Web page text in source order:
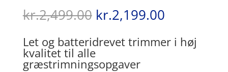
kr.2,499.00 Den
oprindelige
pris
var:
kr.2,499.00.
kr.2,199.00Den
pris
er:
Let og batteridrevet trimmer i høj
kvalitet til alle
græstrimningsopgaver